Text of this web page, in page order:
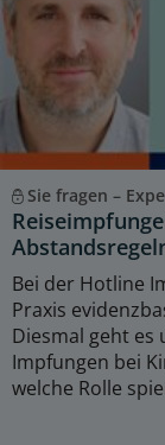
Sie fragen –
Bei der Hotline
Praxis
Diesmal geht
Impfungen bei
welche Rolle